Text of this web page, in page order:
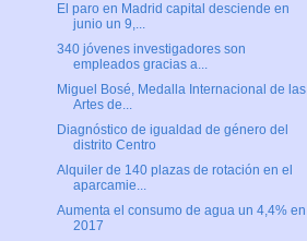
El paro en Madrid capital desciende en
junio un 9,...
340 jóvenes investigadores son
empleados gracias a...
Miguel Bosé, Medalla Internacional de las
Artes de...
Diagnóstico de igualdad de género del
distrito Centro
Alquiler de 140 plazas de rotación en el
aparcamie...
Aumenta el consumo de agua un 4,4% en
2017